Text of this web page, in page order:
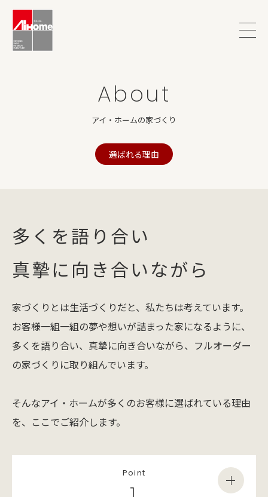
About
アイ・ホームの家づくり
選ばれる理由
多くを語り合い
真摯に向き合いながら
家づくりとは生活づくりだと、私たちは考えています。
お客様一組一組の夢や想いが詰まった家になるように、
多くを語り合い、真摯に向き合いながら、フルオーダー
の家づくりに取り組んでいます。
そんなアイ・ホームが多くのお客様に選ばれている理由
を、ここでご紹介します。
Point